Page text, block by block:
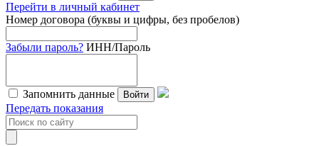
Перейти в личный кабинет
Номер договора (буквы и цифры, без пробелов)
Забыли пароль? ИНН/Пароль
Запомнить данные Войти
Передать показания